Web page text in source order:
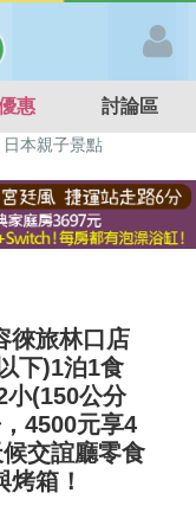
惠 討論區
餐廳
溫泉泡湯SPA
徠旅林口店
下)1泊1食
小(150公分
4500元享4
交誼廳零食
箱！